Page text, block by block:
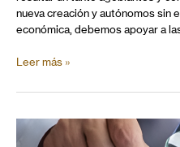
nueva creación y autónomos sin
económica, debemos apoyar a
Leer más »